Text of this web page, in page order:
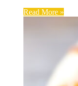
Read More »